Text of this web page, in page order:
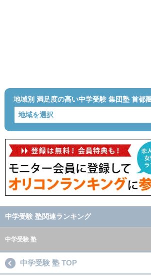
地域別 満足度の高い中学受験 集団塾 首都圏
中学受験 塾関連ランキング
中学受験 塾
中学受験 塾 TOP